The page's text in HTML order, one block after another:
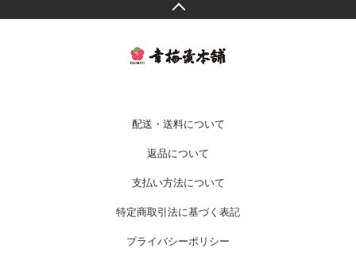
配送・送料について
返品について
支払い方法について
特定商取引法に基づく表記
プライバシーポリシー